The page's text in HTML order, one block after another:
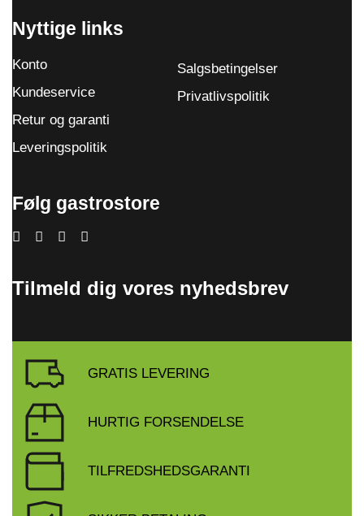
Nyttige links
Konto
Kundeservice
Retur og garanti
Leveringspolitik
Salgsbetingelser
Privatlivspolitik
Følg gastrostore
Tilmeld dig vores nyhedsbrev
GRATIS LEVERING
HURTIG FORSENDELSE
TILFREDSHEDSGARANTI